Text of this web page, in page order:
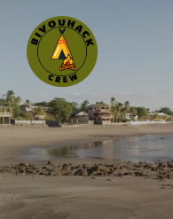
contenu